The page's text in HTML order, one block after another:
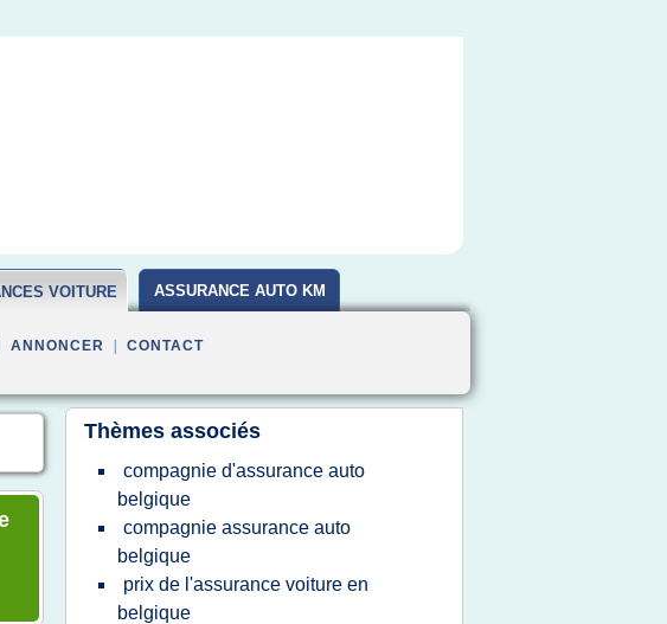
VOITURE ASSURANCE AUTO KM
ANNONCER CONTACT
Thèmes associés
compagnie d'assurance auto
belgique
compagnie assurance auto
belgique
prix de l'assurance voiture en
belgique